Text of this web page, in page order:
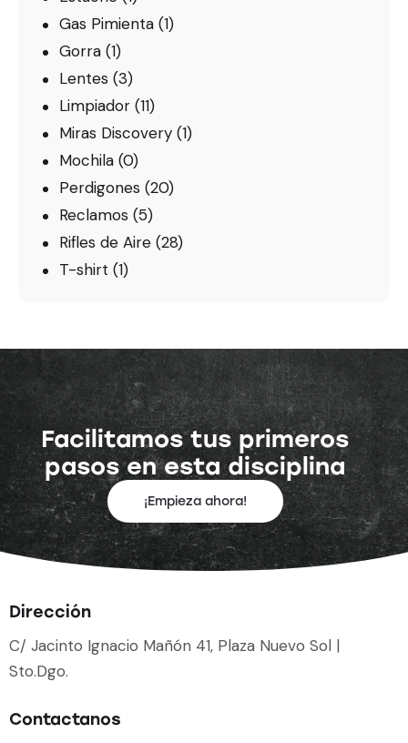
Gas Pimienta (1)
Gorra (1)
Lentes (3)
Limpiador (11)
Miras Discovery (1)
Mochila (0)
Perdigones (20)
Reclamos (5)
Rifles de Aire (28)
T-shirt (1)
Facilitamos tus primeros
pasos en esta disciplina
¡Empieza ahora!
Dirección
C/ Jacinto Ignacio Mañón 41, Plaza Nuevo Sol |
Sto.Dgo.
Contactanos